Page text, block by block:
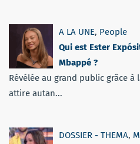
A LA UNE, People
Qui est Ester
Mbappé ?
Révélée au grand public grâce à
attire autan...
DOSSIER - THEMA,